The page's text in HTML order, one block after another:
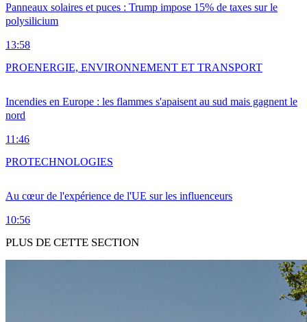
Panneaux solaires et puces : Trump impose 15% de taxes sur le
polysilicium
13:58
Incendies en Europe : les flammes s'apaisent au sud mais gagnent le
nord
11:46
PROENERGIE, ENVIRONNEMENT ET TRANSPORT
Au cœur de l'expérience de l'UE sur les influenceurs
10:56
PROTECHNOLOGIES
PLUS DE CETTE SECTION